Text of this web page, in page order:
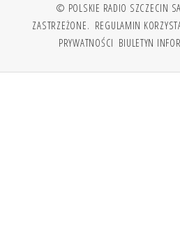
© POLSKIE RADIO SZCZECIN
ZASTRZEŻONE. REGULAMIN
PRYWATNOŚCI BIULETYN